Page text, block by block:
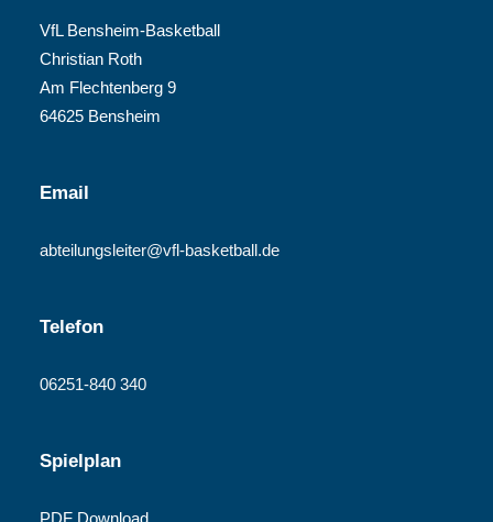
VfL Bensheim-Basketball
Christian Roth
Am Flechtenberg 9
64625 Bensheim
Email
abteilungsleiter@vfl-basketball.de
Telefon
06251-840 340
Spielplan
PDF Download